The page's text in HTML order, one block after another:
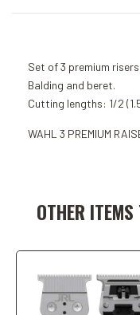
Set of 3 premium
Balding and beret.
Cutting lengths: 1/2
WAHL 3 PREMIUM
OTHER